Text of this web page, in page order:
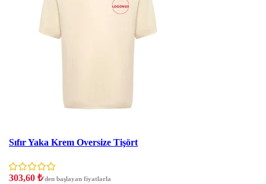
Sıfır Yaka Krem Oversize Tişört
303,60 ₺'den başlayan fiyatlarla